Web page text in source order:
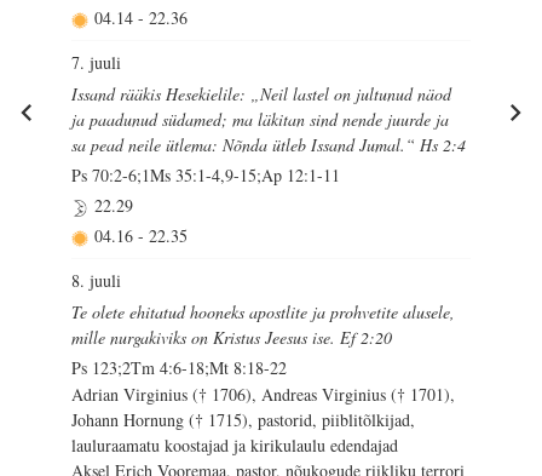
04.14 - 22.36
7. juuli
Issand rääkis Hesekielile: „Neil lastel on jultunud näod
ja paadunud südamed; ma läkitan sind nende juurde ja
sa pead neile ütlema: Nõnda ütleb Issand Jumal.“ Hs 2:4
Ps 70:2-6;1Ms 35:1-4,9-15;Ap 12:1-11
22.29
04.16 - 22.35
8. juuli
Te olete ehitatud hooneks apostlite ja prohvetite alusele,
mille nurgakiviks on Kristus Jeesus ise. Ef 2:20
Ps 123;2Tm 4:6-18;Mt 8:18-22
Adrian Virginius († 1706), Andreas Virginius († 1701),
Johann Hornung († 1715), pastorid, piiblitõlkijad,
lauluraamatu koostajad ja kirikulaulu edendajad
Aksel Erich Vooremaa, pastor, nõukogude riikliku terrori